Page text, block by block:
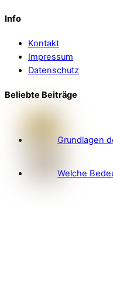
Info
Kontakt
Impressum
Datenschutz
Beliebte Beiträge
Grundlagen
Welche